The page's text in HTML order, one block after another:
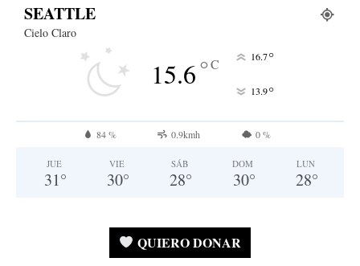
SEATTLE
Cielo Claro
15.6°C 16.7°
13.9°
84 % 0.9kmh 0 %
JUE
31°
VIE
30°
SÁB
28°
DOM
30°
LUN
28°
QUIERO DONAR